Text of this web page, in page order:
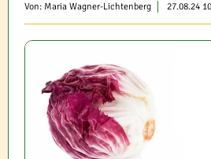
Von: Maria Wagner-Lichtenberg 27.08.24